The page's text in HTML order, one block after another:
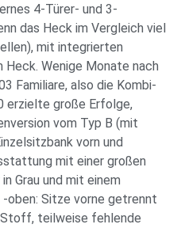
4-Türer- und 3-
das Heck im Vergleich viel
mit integrierten
Wenige Monate nach
Familiare, also die Kombi-
erzielte große Erfolge,
vom Typ B (mit
vorn und
mit einer großen
Grau und mit einem
oben: Sitze vorne getrennt
teilweise fehlende